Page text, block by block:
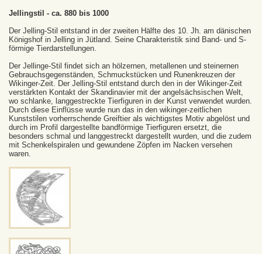
Jellingstil - ca. 880 bis 1000
Der Jelling-Stil entstand in der zweiten Hälfte des 10. Jh. am dänischen
Königshof in Jelling in Jütland. Seine Charakteristik sind Band- und S-
förmige Tierdarstellungen.
Der Jellinge-Stil findet sich an hölzernen, metallenen und steinernen
Gebrauchsgegenständen, Schmuckstücken und Runenkreuzen der
Wikinger-Zeit. Der Jelling-Stil entstand durch den in der Wikinger-Zeit
verstärkten Kontakt der Skandinavier mit der angelsächsischen Welt,
wo schlanke, langgestreckte Tierfiguren in der Kunst verwendet wurden.
Durch diese Einflüsse wurde nun das in den wikinger-zeitlichen
Kunststilen vorherrschende Greiftier als wichtigstes Motiv abgelöst und
durch im Profil dargestellte bandförmige Tierfiguren ersetzt, die
besonders schmal und langgestreckt dargestellt wurden, und die zudem
mit Schenkelspiralen und gewundene Zöpfen im Nacken versehen
waren.